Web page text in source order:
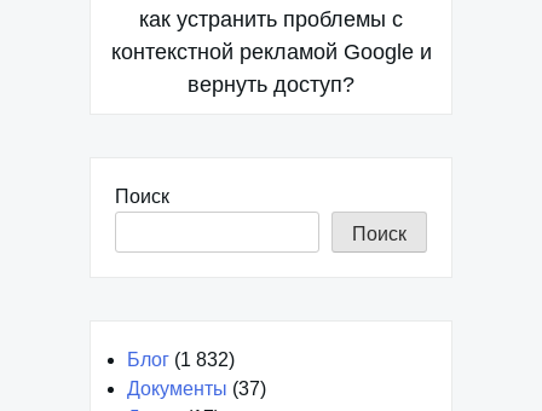
записям
как устранить проблемы с
контекстной рекламой Google и
вернуть доступ?
Поиск
Поиск
Блог (1 832)
Документы (37)